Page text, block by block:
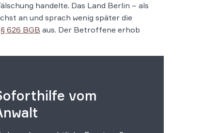
handelte. Das Land Berlin – als
an und sprach wenig später die
§ 626 BGB aus. Der Betroffene erhob
vom